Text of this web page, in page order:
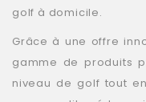
golf à domicile.
Grâce à une offre
gamme de produits
niveau de golf tout